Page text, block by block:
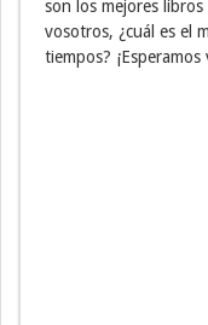
son los mejores
vosotros, ¿cuál es el
tiempos?